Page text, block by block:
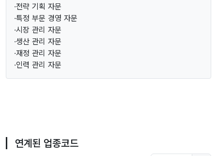
·전략 기획 자문
·특정 부문 경영 자문
·시장 관리 자문
·생산 관리 자문
·재정 관리 자문
·인력 관리 자문
연계된 업종코드